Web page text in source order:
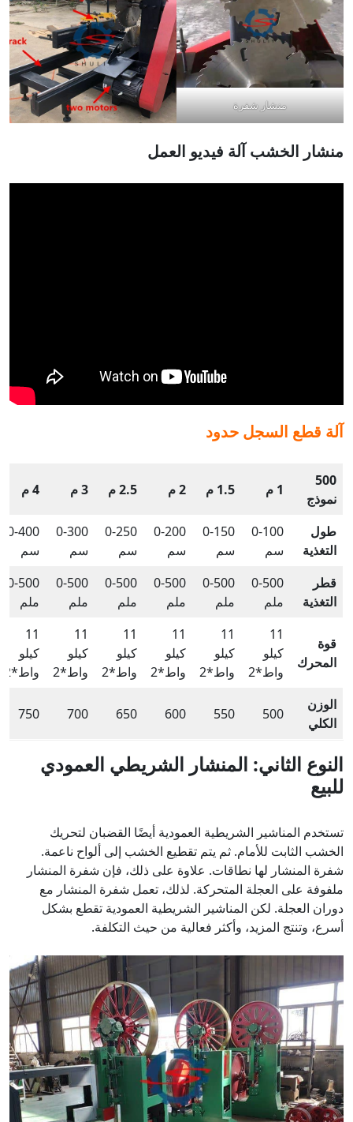
منشار شفرة
منشار الخشب آلة فيديو العمل
آلة قطع السجل حدود
500
نموذج
1 م 1.5 م 2 م 2.5 م 3 م 4 م
طول
التغذية
0-100
سم
0-150
سم
0-200
سم
0-250
سم
0-300
سم
0-400
سم
قطر
التغذية
0-500
ملم
0-500
ملم
0-500
ملم
0-500
ملم
0-500
ملم
0-500
ملم
قوة
المحرك
11
كيلو
واط*2
11
كيلو
واط*2
11
كيلو
واط*2
11
كيلو
واط*2
11
كيلو
واط*2
11
كيلو
واط*2
الوزن
الكلي
500
550
600
650
700
750
النوع الثاني: المنشار الشريطي العمودي
للبيع
تستخدم المناشير الشريطية العمودية أيضًا القضبان لتحريك
الخشب الثابت للأمام. ثم يتم تقطيع الخشب إلى ألواح ناعمة.
شفرة المنشار لها نطاقات. علاوة على ذلك، فإن شفرة المنشار
ملفوفة على العجلة المتحركة. لذلك، تعمل شفرة المنشار مع
دوران العجلة. لكن المناشير الشريطية العمودية تقطع بشكل
أسرع، وتنتج المزيد، وأكثر فعالية من حيث التكلفة.